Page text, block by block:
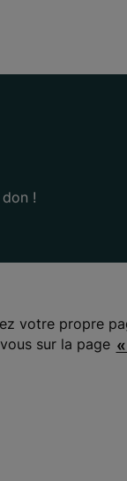
!
votre propre
sur la page